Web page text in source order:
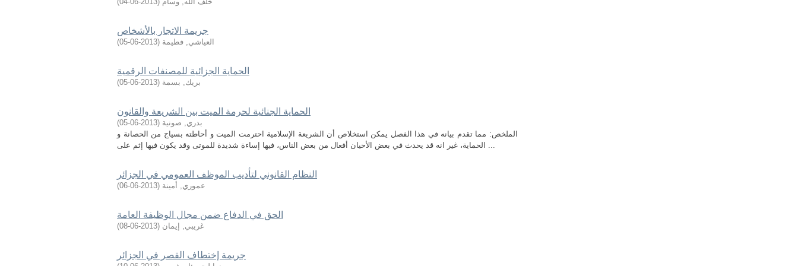
جريمة الاتجار بالأشخاص
العياشي, فطيمة (
2013-06-05
)
الحماية الجزائية للمصنفات الرقمية
بريك, بسمة (
2013-06-05
)
الحماية الجنائية لحرمة الميت بين الشريعة والقانون
بدري, صونية (
2013-06-05
)
الملخص: مما تقدم بيانه في هذا الفصل يمكن استخلاص أن الشريعة الإسلامية احترمت الميت و أحاطته بسياج من الحصانة و
الحماية، غير انه قد يحدث في بعض الأحيان أفعال من بعض الناس، فيها إساءة شديدة للموتى وقد يكون فيها إثم على ...
النظام القانوني لتأديب الموظف العمومي في الجزائر
عموري, أمينة (
2013-06-06
)
الحق في الدفاع ضمن مجال الوظيفة العامة
غريبي, إيمان (
2013-06-08
)
جريمة إختطاف القصر في الجزائر